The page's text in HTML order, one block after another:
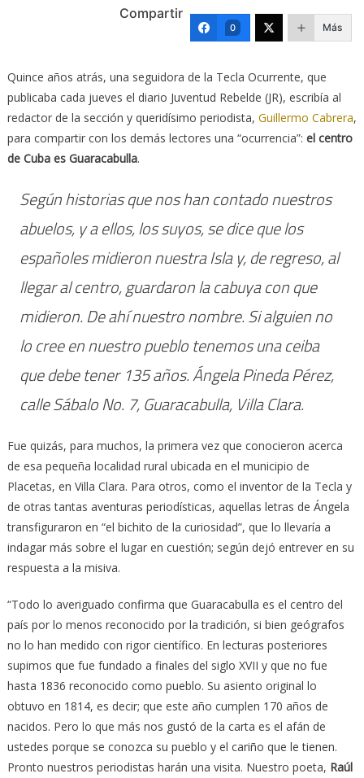
Compartir
0 Más
Quince años atrás, una seguidora de la Tecla Ocurrente, que
publicaba cada jueves el diario Juventud Rebelde (JR), escribía al
redactor de la sección y queridísimo periodista, Guillermo Cabrera,
para compartir con los demás lectores una “ocurrencia”: el centro
de Cuba es Guaracabulla.
Según historias que nos han contado nuestros
abuelos, y a ellos, los suyos, se dice que los
españoles midieron nuestra Isla y, de regreso, al
llegar al centro, guardaron la cabuya con que
midieron. De ahí nuestro nombre. Si alguien no
lo cree en nuestro pueblo tenemos una ceiba
que debe tener 135 años. Ángela Pineda Pérez,
calle Sábalo No. 7, Guaracabulla, Villa Clara.
Fue quizás, para muchos, la primera vez que conocieron acerca
de esa pequeña localidad rural ubicada en el municipio de
Placetas, en Villa Clara. Para otros, como el inventor de la Tecla y
de otras tantas aventuras periodísticas, aquellas letras de Ángela
transfiguraron en “el bichito de la curiosidad”, que lo llevaría a
indagar más sobre el lugar en cuestión; según dejó entrever en su
respuesta a la misiva.
“Todo lo averiguado confirma que Guaracabulla es el centro del
país por lo menos reconocido por la tradición, si bien geógrafos
no lo han medido con rigor científico. En lecturas posteriores
supimos que fue fundado a finales del siglo XVII y que no fue
hasta 1836 reconocido como pueblo. Su asiento original lo
obtuvo en 1814, es decir; que este año cumplen 170 años de
nacidos. Pero lo que más nos gustó de la carta es el afán de
ustedes porque se conozca su pueblo y el cariño que le tienen.
Pronto nuestros periodistas harán una visita. Nuestro poeta, Raúl